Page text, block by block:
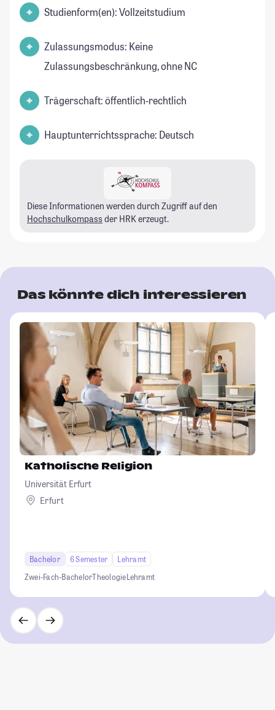
Studienform(en): Vollzeitstudium
Zulassungsmodus: Keine
Zulassungsbeschränkung, ohne NC
Trägerschaft: öffentlich-rechtlich
Hauptunterrichtssprache: Deutsch
Diese Informationen werden durch Zugriff auf den
Hochschulkompass der HRK erzeugt.
Das könnte dich interessieren
Katholische Religion
Universität Erfurt
Erfurt
Bachelor 6 Semester
Lehramt
Zwei-Fach-BachelorTheologieLehramt